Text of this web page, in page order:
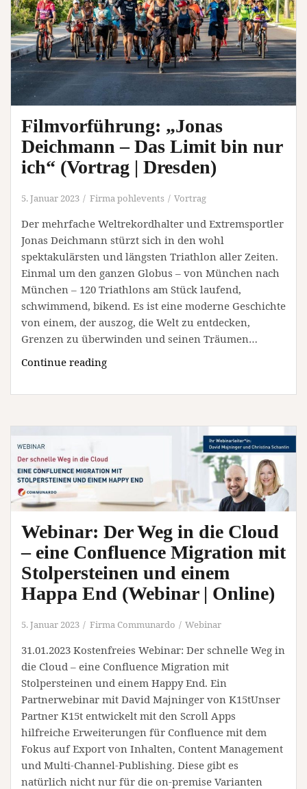
(Vortrag
|
Halle
(Saale))
Filmvorführung: „Jonas
Deichmann – Das Limit bin nur
ich“ (Vortrag | Dresden)
5. Januar 2023 Firma pohlevents Vortrag
Der mehrfache Weltrekordhalter und Extremsportler
Jonas Deichmann stürzt sich in den wohl
spektakulärsten und längsten Triathlon aller Zeiten.
Einmal um den ganzen Globus – von München nach
München – 120 Triathlons am Stück laufend,
schwimmend, bikend. Es ist eine moderne Geschichte
von einem, der auszog, die Welt zu entdecken,
Grenzen zu überwinden und seinen Träumen…
Continue readingFilmvorführung:
Deichmann
bin
nur
(Vortrag
|
Dresden)
Webinar: Der Weg in die Cloud
– eine Confluence Migration mit
Stolpersteinen und einem
Happa End (Webinar | Online)
5. Januar 2023 Firma Communardo Webinar
31.01.2023 Kostenfreies Webinar: Der schnelle Weg in
die Cloud – eine Confluence Migration mit
Stolpersteinen und einem Happy End. Ein
Partnerwebinar mit David Majninger von K15tUnser
Partner K15t entwickelt mit den Scroll Apps
hilfreiche Erweiterungen für Confluence mit dem
Fokus auf Export von Inhalten, Content Management
und Multi-Channel-Publishing. Diese gibt es
natürlich nicht nur für die on-premise Varianten